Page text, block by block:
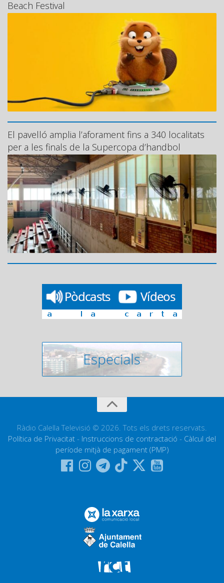
Beach Festival
El pavelló amplia l’aforament fins a 340 localitats
per a les finals de la Supercopa d’handbol
Ràdio Calella Televisió © 2026. Tots els drets reservats.
Política de Privacitat - Instruccions de contractació - Càlcul del
període mitjà de pagament (PMP)